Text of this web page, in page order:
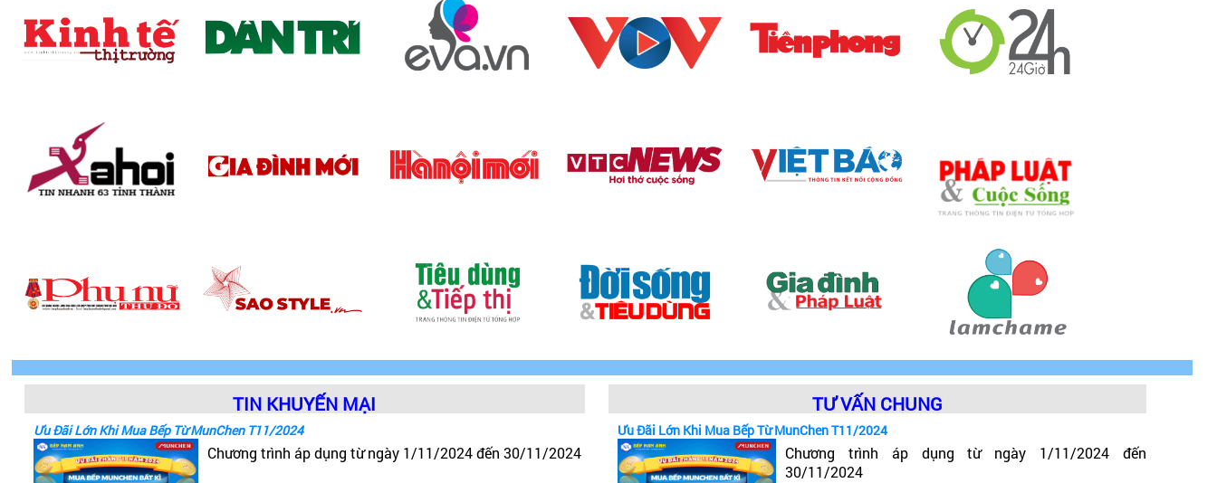
thước thông dụng để bạn tham khảo:
Phòng xông hơi ướtMonaco: Kích thước nhỏ nhất chỉ từ 900x900 mm, 1200 x 850 mm, 1200 x 900 mm, 1350 x 950 mm, 1600 x 1000 mm. Dễ dàng lắp đặt ngay cả
TIN KHUYẾN MẠI
Ưu Đãi Lớn Khi Mua Bếp Từ MunChen T11/2024
Chương trình áp dụng từ ngày 1/11/2024 đến 30/11/2024
TƯ VẤN CHUNG
Ưu Đãi Lớn Khi Mua Bếp Từ MunChen T11/2024
Chương trình áp dụng từ ngày 1/11/2024 đến
30/11/2024